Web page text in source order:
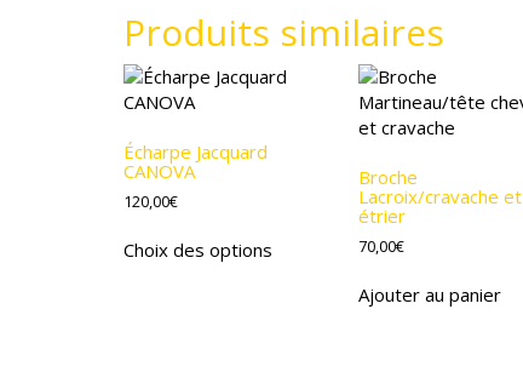
Produits similaires
Écharpe Jacquard
CANOVA
120,00€
Choix des options
Broche
Lacroix/cravache et
étrier
70,00€
Ajouter au panier